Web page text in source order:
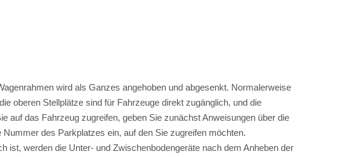
wird als Ganzes angehoben und abgesenkt. Normalerweise
oberen Stellplätze sind für Fahrzeuge direkt zugänglich, und die
auf das Fahrzeug zugreifen, geben Sie zunächst Anweisungen über die
des Parkplatzes ein, auf den Sie zugreifen möchten.
werden die Unter- und Zwischenbodengeräte nach dem Anheben der